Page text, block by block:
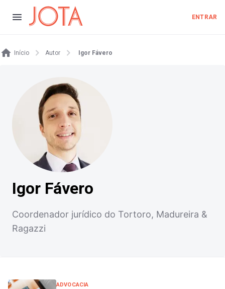
ENTRAR
Início Autor Igor Fávero
Igor Fávero
Coordenador jurídico do Tortoro, Madureira &
Ragazzi
ADVOCACIA